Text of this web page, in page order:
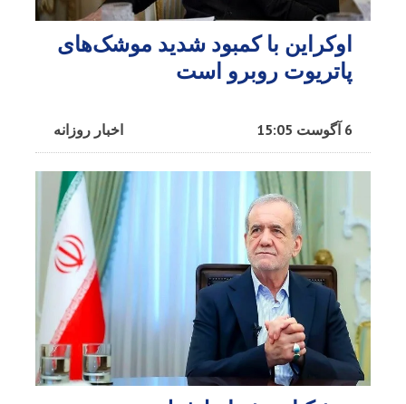
اوکراین با کمبود شدید موشک‌های
پاتریوت روبرو است
اخبار روزانه 6 آگوست 15:05